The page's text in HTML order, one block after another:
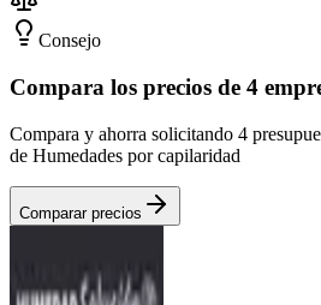
Consejo
Compara los precios de 4
Compara y ahorra solicitando 4
de Humedades por capilaridad
Comparar precios